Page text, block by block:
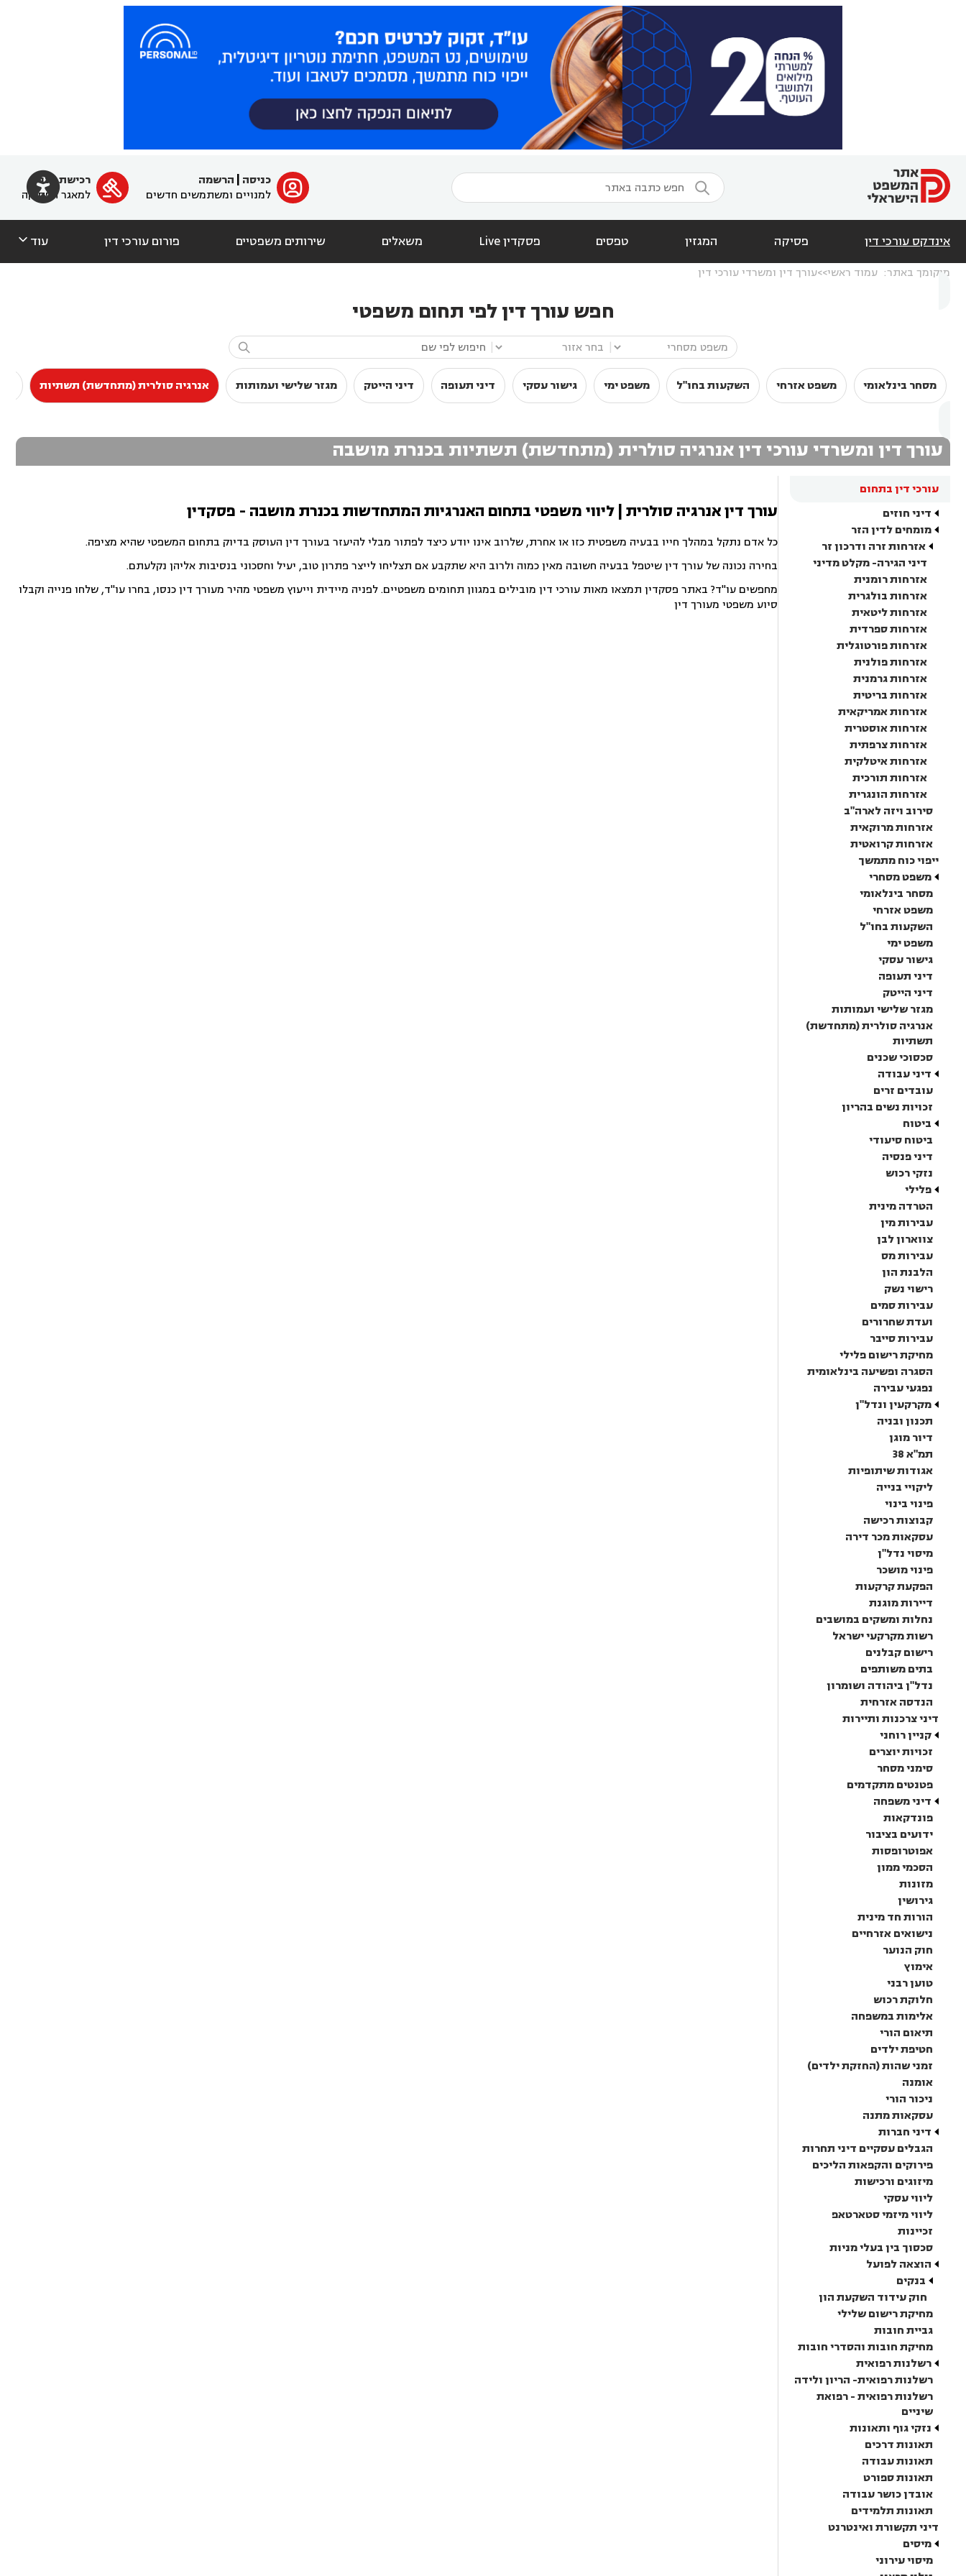
  ﱐ כניסה
הרשמה
למנויים ומשתמשים חדשים

רכישת מנוי
למאגר הפסיקה
אינדקס עורכי דין פסיקה המגזין טפסים פסקדין Live משאלים שירותים משפטיים פורום עורכי דין עוד 
מיקומך באתר: עמוד ראשי עורך דין ומשרדי עורכי דין
חפש עורך דין לפי תחום משפטי

מסחר בינלאומי משפט אזרחי השקעות בחו"ל משפט ימי גישור עסקי דיני תעופה דיני הייטק מגזר שלישי ועמותות אנרגיה סולרית (מתחדשת) תשתיות
עורך דין ומשרדי עורכי דין אנרגיה סולרית (מתחדשת) תשתיות בכנרת מושבה
עורכי דין בתחום
דיני חוזים
מומחים לדין הזר
אזרחות זרה ודרכון זר
דיני הגירה- מקלט מדיני
אזרחות רומנית
אזרחות בולגרית
אזרחות ליטאית
אזרחות ספרדית
אזרחות פורטוגלית
אזרחות פולנית
אזרחות גרמנית
אזרחות בריטית
אזרחות אמריקאית
אזרחות אוסטרית
אזרחות צרפתית
אזרחות איטלקית
אזרחות תורכית
אזרחות הונגרית
סירוב ויזה לארה"ב
אזרחות מרוקאית
אזרחות קרואטית
ייפוי כוח מתמשך
משפט מסחרי
מסחר בינלאומי
משפט אזרחי
השקעות בחו"ל
משפט ימי
גישור עסקי
דיני תעופה
דיני הייטק
מגזר שלישי ועמותות
אנרגיה סולרית (מתחדשת)
תשתיות
סכסוכי שכנים
דיני עבודה
עובדים זרים
זכויות נשים בהריון
ביטוח
ביטוח סיעודי
דיני פנסיה
נזקי רכוש
פלילי
הטרדה מינית
עבירות מין
צווארון לבן
עבירות מס
הלבנת הון
רישוי נשק
עבירות סמים
ועדת שחרורים
עבירות סייבר
מחיקת רישום פלילי
הסגרה ופשיעה בינלאומית
נפגעי עבירה
מקרקעין ונדל"ן
תכנון ובניה
דיור מוגן
תמ"א 38
אגודות שיתופיות
ליקויי בנייה
פינוי בינוי
קבוצות רכישה
עסקאות מכר דירה
מיסוי נדל"ן
פינוי מושכר
הפקעת קרקעות
דיירות מוגנת
נחלות ומשקים במושבים
רשות מקרקעי ישראל
רישום קבלנים
בתים משותפים
נדל"ן ביהודה ושומרון
הנדסה אזרחית
דיני צרכנות ותיירות
קניין רוחני
זכויות יוצרים
סימני מסחר
פטנטים מתקדמים
דיני משפחה
פונדקאות
ידועים בציבור
אפוטרופסות
הסכמי ממון
מזונות
גירושין
הורות חד מינית
נישואים אזרחיים
חוק הנוער
אימוץ
טוען רבני
חלוקת רכוש
אלימות במשפחה
תיאום הורי
חטיפת ילדים
זמני שהות (החזקת ילדים)
אומנה
ניכור הורי
עסקאות מתנה
דיני חברות
הגבלים עסקיים דיני תחרות
פירוקים והקפאות הליכים
מיזוגים ורכישות
ליווי עסקי
ליווי מיזמי סטארטאפ
זכיינות
סכסוך בין בעלי מניות
הוצאה לפועל
בנקים
חוק עידוד השקעת הון
מחיקת רישום שלילי
גביית חובות
מחיקת חובות והסדרי חובות
רשלנות רפואית
רשלנות רפואית- הריון ולידה
רשלנות רפואית - רפואת
שיניים
נזקי גוף ותאונות
תאונות דרכים
תאונות עבודה
תאונות ספורט
אובדן כושר עבודה
תאונות תלמידים
דיני תקשורת ואינטרנט
מיסים
מיסוי עירוני
עורך דין אנרגיה סולרית | ליווי משפטי בתחום האנרגיות המתחדשות בכנרת מושבה - פסקדין
כל אדם נתקל במהלך חייו בבעיה משפטית כזו או אחרת, שלרוב אינו יודע כיצד לפתור מבלי להיעזר בעורך דין העוסק בדיוק בתחום המשפטי שהיא מציפה.
בחירה נכונה של עורך דין שיטפל בבעיה חשובה מאין כמוה ולרוב היא שתקבע אם תצליחו לייצר פתרון טוב, יעיל וחסכוני בנסיבות אליהן נקלעתם.
מחפשים עו"ד? באתר פסקדין תמצאו מאות עורכי דין מובילים במגוון תחומים משפטיים. לפניה מיידית וייעוץ משפטי מהיר מעורך דין כנסו, בחרו עו"ד, שלחו פנייה וקבלו
סיוע משפטי מעורך דין